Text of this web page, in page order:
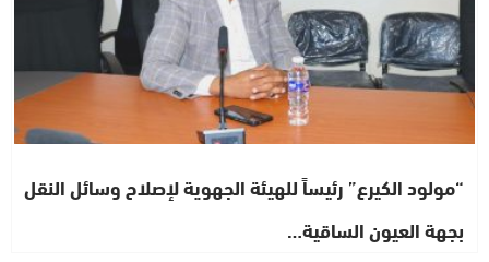
“مولود الكيرع” رئيساً للهيئة الجهوية لإصلاح وسائل النقل
بجهة العيون الساقية…